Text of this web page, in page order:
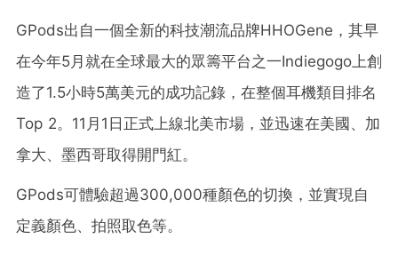
GPods出自一個全新的科技潮流品牌HHOGene，其早
在今年5月就在全球最大的眾籌平台之一Indiegogo上創
造了1.5小時5萬美元的成功記錄，在整個耳機類目排名
Top 2。11月1日正式上線北美市場，並迅速在美國、加
拿大、墨西哥取得開門紅。
GPods可體驗超過300,000種顏色的切換，並實現自
定義顏色、拍照取色等。